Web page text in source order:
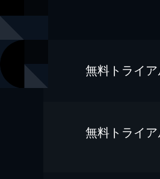
無料トライ
無料トライ